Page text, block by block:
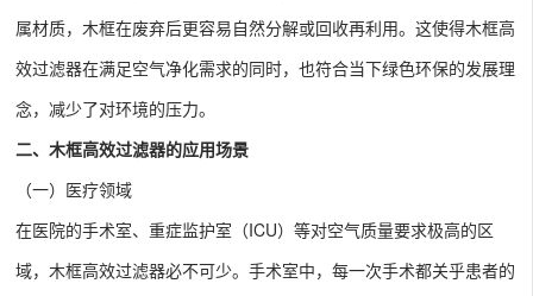
属材质，木框在废弃后更容易自然分解或回收再利用。这使得木框高
效过滤器在满足空气净化需求的同时，也符合当下绿色环保的发展理
念，减少了对环境的压力。
二、木框高效过滤器的应用场景
（一）医疗领域
在医院的手术室、重症监护室（ICU）等对空气质量要求极高的区
域，木框高效过滤器必不可少。手术室中，每一次手术都关乎患者的